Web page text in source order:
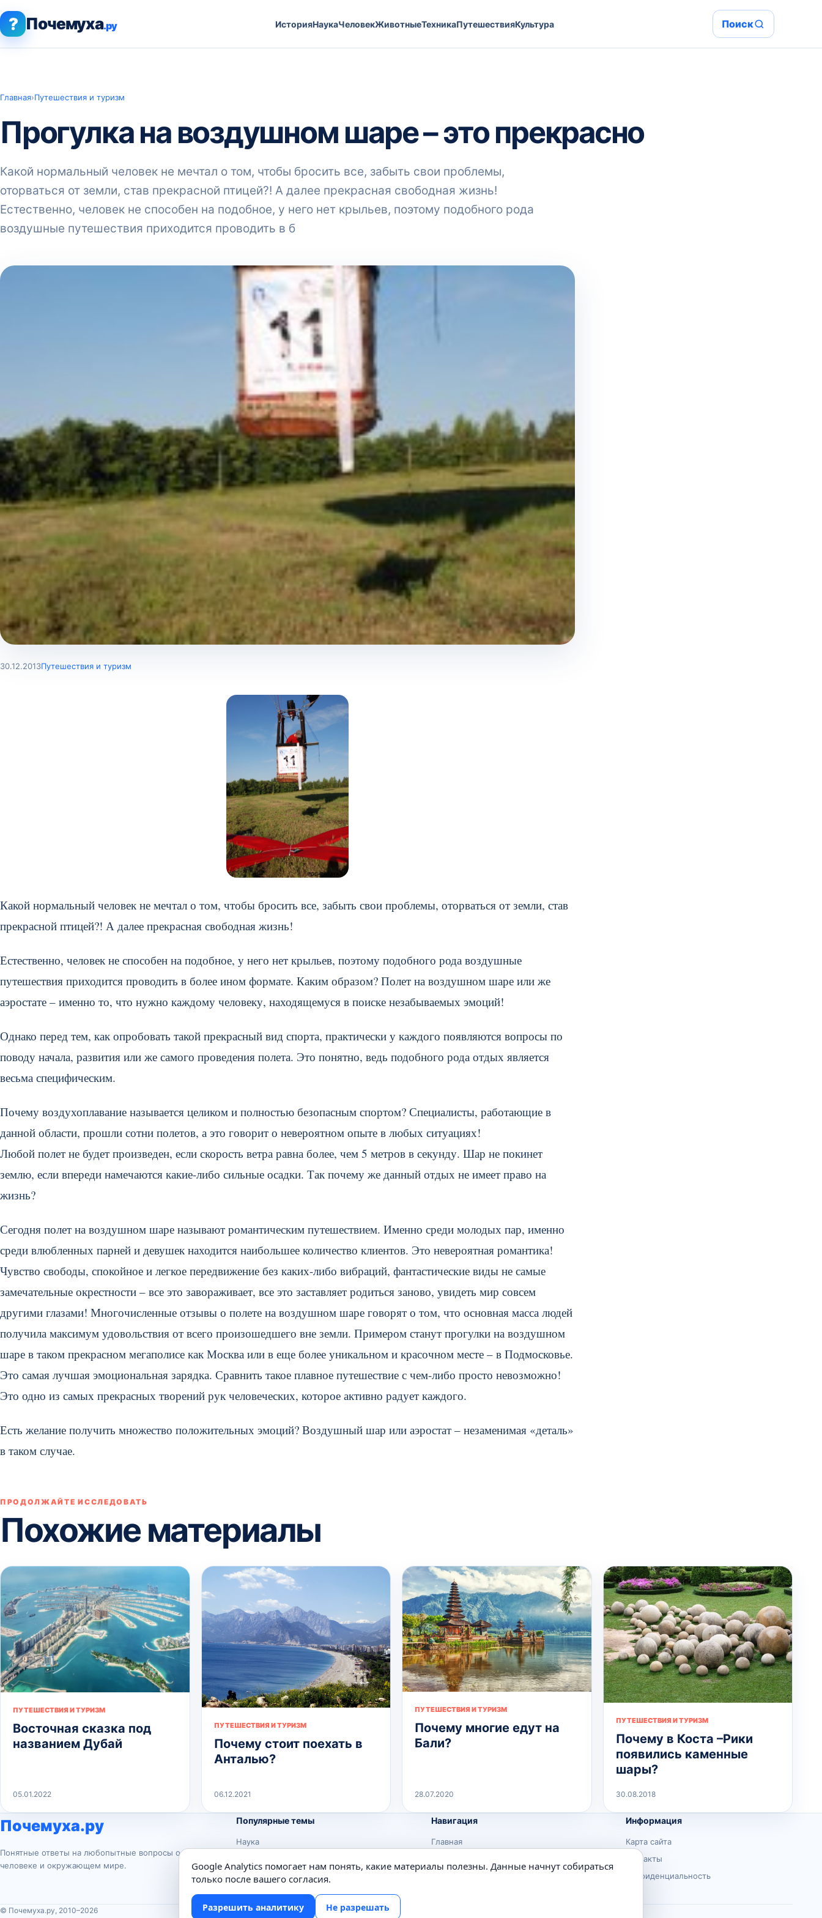
? Почемуха.ру ИсторияНаукаЧеловекЖивотныеТехникаПутешествияКультура Поиск
Главная›Путешествия и туризм
Прогулка на воздушном шаре – это прекрасно
Какой нормальный человек не мечтал о том, чтобы бросить все, забыть свои проблемы,
оторваться от земли, став прекрасной птицей?! А далее прекрасная свободная жизнь!
Естественно, человек не способен на подобное, у него нет крыльев, поэтому подобного рода
воздушные путешествия приходится проводить в б
30.12.2013Путешествия и туризм
Какой нормальный человек не мечтал о том, чтобы бросить все, забыть свои проблемы, оторваться от земли, став
прекрасной птицей?! А далее прекрасная свободная жизнь!
Естественно, человек не способен на подобное, у него нет крыльев, поэтому подобного рода воздушные
путешествия приходится проводить в более ином формате. Каким образом? Полет на воздушном шаре или же
аэростате – именно то, что нужно каждому человеку, находящемуся в поиске незабываемых эмоций!
Однако перед тем, как опробовать такой прекрасный вид спорта, практически у каждого появляются вопросы по
поводу начала, развития или же самого проведения полета. Это понятно, ведь подобного рода отдых является
весьма специфическим.
Почему воздухоплавание называется целиком и полностью безопасным спортом? Специалисты, работающие в
данной области, прошли сотни полетов, а это говорит о невероятном опыте в любых ситуациях!
Любой полет не будет произведен, если скорость ветра равна более, чем 5 метров в секунду. Шар не покинет
землю, если впереди намечаются какие-либо сильные осадки. Так почему же данный отдых не имеет право на
жизнь?
Сегодня полет на воздушном шаре называют романтическим путешествием. Именно среди молодых пар, именно
среди влюбленных парней и девушек находится наибольшее количество клиентов. Это невероятная романтика!
Чувство свободы, спокойное и легкое передвижение без каких-либо вибраций, фантастические виды не самые
замечательные окрестности – все это завораживает, все это заставляет родиться заново, увидеть мир совсем
другими глазами! Многочисленные отзывы о полете на воздушном шаре говорят о том, что основная масса людей
получила максимум удовольствия от всего произошедшего вне земли. Примером станут прогулки на воздушном
шаре в таком прекрасном мегаполисе как Москва или в еще более уникальном и красочном месте – в Подмосковье.
Это самая лучшая эмоциональная зарядка. Сравнить такое плавное путешествие с чем-либо просто невозможно!
Это одно из самых прекрасных творений рук человеческих, которое активно радует каждого.
Есть желание получить множество положительных эмоций? Воздушный шар или аэростат – незаменимая «деталь»
в таком случае.
ПРОДОЛЖАЙТЕ ИССЛЕДОВАТЬ
Похожие материалы
ПУТЕШЕСТВИЯ И ТУРИЗМ
Восточная сказка под
названием Дубай
05.01.2022
ПУТЕШЕСТВИЯ И ТУРИЗМ
Почему стоит поехать в
Анталью?
06.12.2021
ПУТЕШЕСТВИЯ И ТУРИЗМ
Почему многие едут на
Бали?
28.07.2020
ПУТЕШЕСТВИЯ И ТУРИЗМ
Почему в Коста –Рики
появились каменные
шары?
30.08.2018
Почемуха.ру
Понятные ответы на любопытные вопросы о
человеке и окружающем мире.
Популярные темы
Наука
Животные
Техника
Навигация
Главная
Информация
Карта сайта
Контакты
Конфиденциальность
© Почемуха.ру, 2010–2026
Google Analytics помогает нам понять, какие материалы полезны. Данные начнут собираться
только после вашего согласия.
Разрешить аналитику Не разрешать